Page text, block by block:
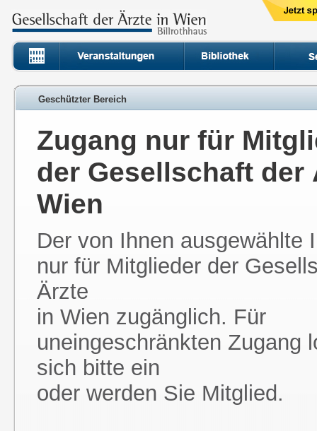
Geschützter Bereich
Zugang nur für
der Gesellschaft der
Wien
Der von Ihnen ausgewählte
nur für Mitglieder der
Ärzte
in Wien zugänglich. Für
uneingeschränkten Zugang
sich bitte ein
oder werden Sie Mitglied.